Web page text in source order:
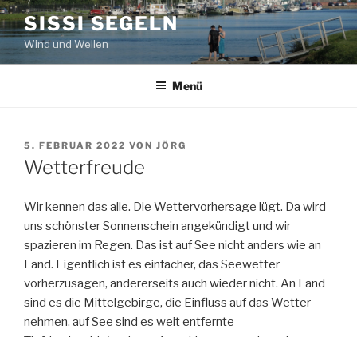
Zum
Inhalt
springen
SISSI SEGELN
Wind und Wellen
Menü
VERÖFFENTLICHT
AM
5. FEBRUAR 2022 VON JÖRG
Wetterfreude
Wir kennen das alle. Die Wettervorhersage lügt. Da wird
uns schönster Sonnenschein angekündigt und wir
spazieren im Regen. Das ist auf See nicht anders wie an
Land. Eigentlich ist es einfacher, das Seewetter
vorherzusagen, andererseits auch wieder nicht. An Land
sind es die Mittelgebirge, die Einfluss auf das Wetter
nehmen, auf See sind es weit entfernte